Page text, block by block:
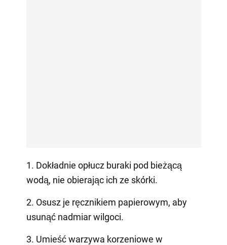
1. Dokładnie opłucz buraki pod bieżącą
wodą, nie obierając ich ze skórki.
2. Osusz je ręcznikiem papierowym, aby
usunąć nadmiar wilgoci.
3. Umieść warzywa korzeniowe w